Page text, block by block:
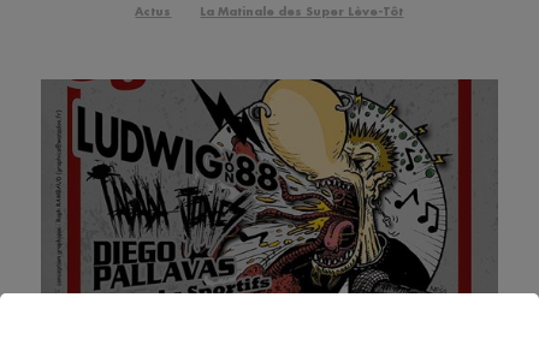
Actus La Matinale des Super Lève-Tôt